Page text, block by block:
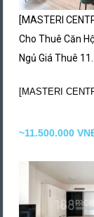
[MASTERI
Cho Thuê Căn
Ngủ Giá Thuê
~11.500.000